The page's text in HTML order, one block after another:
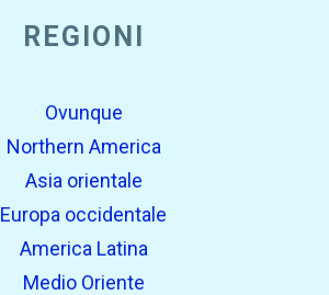
REGIONI
Ovunque
Northern America
Asia orientale
Europa occidentale
America Latina
Medio Oriente